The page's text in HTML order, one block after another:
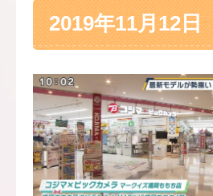
2019年11月12日